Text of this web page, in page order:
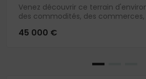
Venez découvrir ce terrain
des commodités, des commerces,
45 000 €